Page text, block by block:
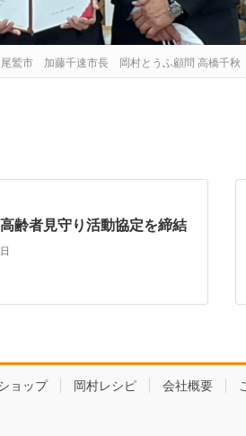
鷲市 加藤千速市長 岡村とうふ顧問 高橋千秋
齢者見守り活動協定を締結
ョップ 岡村レシピ 会社概要